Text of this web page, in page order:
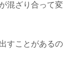
混ざり合って変
すことがあるの